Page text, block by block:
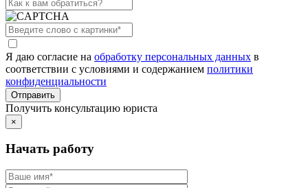
Я даю согласие на обработку персональных данных в
соответствии с условиями и содержанием политики
конфиденциальности
Получить консультацию юриста
×
Начать работу